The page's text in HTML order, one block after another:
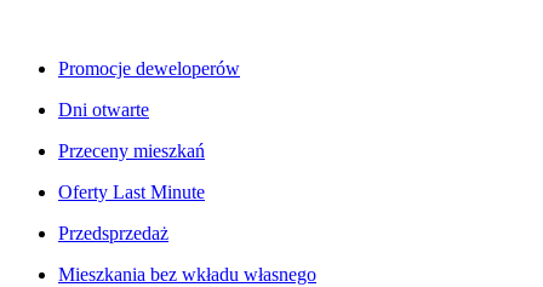
Promocje deweloperów
Dni otwarte
Przeceny mieszkań
Oferty Last Minute
Przedsprzedaż
Mieszkania bez wkładu własnego